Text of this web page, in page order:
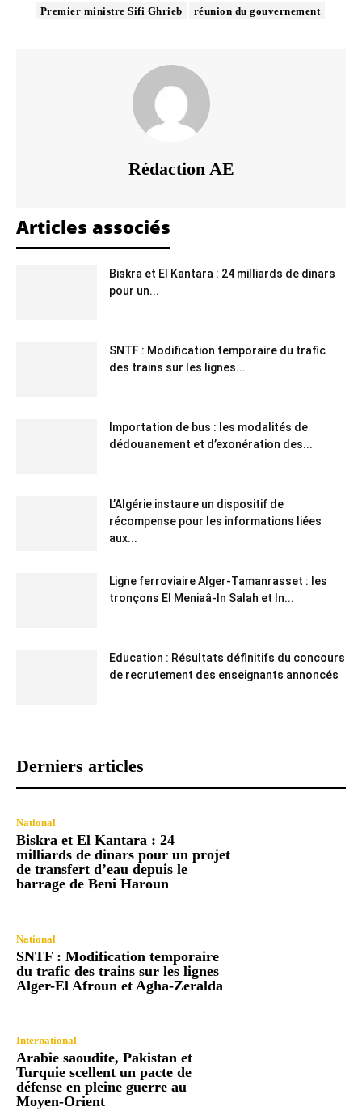
Premier ministre Sifi Ghrieb réunion du gouvernement
Rédaction AE
Articles associés
Biskra et El Kantara : 24 milliards de dinars
pour un...
SNTF : Modification temporaire du trafic
des trains sur les lignes...
Importation de bus : les modalités de
dédouanement et d’exonération des...
L’Algérie instaure un dispositif de
récompense pour les informations liées
aux...
Ligne ferroviaire Alger-Tamanrasset : les
tronçons El Meniaâ-In Salah et In...
Education : Résultats définitifs du concours
de recrutement des enseignants annoncés
Derniers articles
National
Biskra et El Kantara : 24
milliards de dinars pour un projet
de transfert d’eau depuis le
barrage de Beni Haroun
National
SNTF : Modification temporaire
du trafic des trains sur les lignes
Alger-El Afroun et Agha-Zeralda
International
Arabie saoudite, Pakistan et
Turquie scellent un pacte de
défense en pleine guerre au
Moyen-Orient